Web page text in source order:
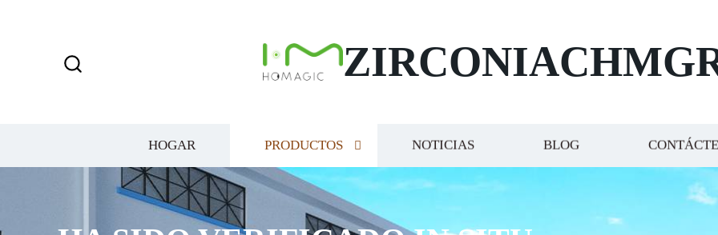
HOGAR PRODUCTOS NOTICIAS BLOG